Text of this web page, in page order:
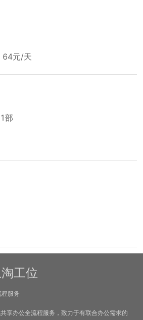
64元/天
部
工位
服务
享办公全流程服务，致力于有联合办公需求的